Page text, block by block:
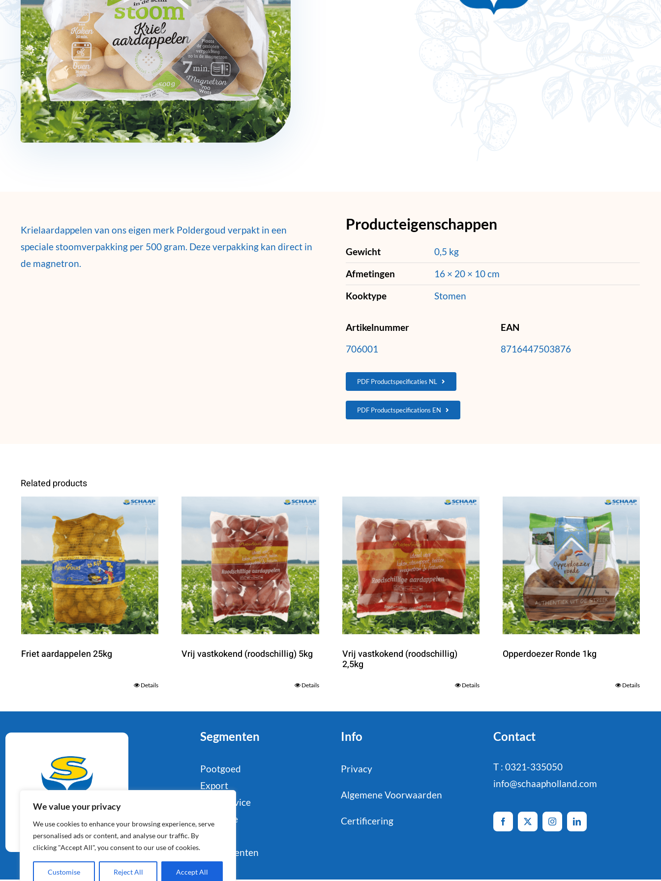
We value your privacy
We use cookies to enhance your browsing experience, serve
personalised ads or content, and analyse our traffic. By
clicking "Accept All", you consent to our use of cookies.
Customise Reject All Accept All
Krielaardappelen van ons eigen merk Poldergoud verpakt in een
speciale stoomverpakking per 500 gram. Deze verpakking kan direct in
de magnetron.
Producteigenschappen
Gewicht
0,5 kg
Afmetingen
16 × 20 × 10 cm
Kooktype
Stomen
Artikelnummer
706001
EAN
8716447503876
PDF Productspecificaties NL
PDF Productspecifications EN
Related products
Friet aardappelen 25kg
Details
Vrij vastkokend (roodschillig) 5kg
Details
Vrij vastkokend (roodschillig)
2,5kg
Details
Opperdoezer Ronde 1kg
Details
Aardappelspecialisten
Sinds 1964
Segmenten
Pootgoed
Export
Foodservice
Industrie
Consumenten
Info
Privacy
Algemene Voorwaarden
Certificering
Contact
T : 0321-335050
info@schaapholland.com